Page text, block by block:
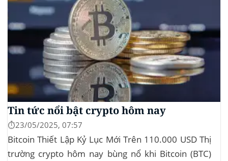
Tin tức nổi bật crypto hôm nay
⏱️23/05/2025, 07:57
Bitcoin Thiết Lập Kỷ Lục Mới Trên 110.000 USD Thị
trường crypto hôm nay bùng nổ khi Bitcoin (BTC)